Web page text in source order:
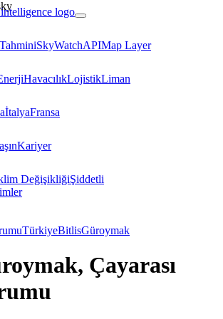
SkyWatchAPIMap Layer
HavacılıkLojistikLiman
İtalyaFransa
Kariyer
DeğişikliğiŞiddetli
TürkiyeBitlisGüroymak
Çayarası